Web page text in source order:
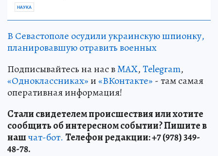
НАУКА
В Севастополе осудили украинскую шпионку,
планировавшую отравить военных
Подписывайтесь на нас вMAX,Telegram,
«Одноклассниках»и«ВКонтакте» - там самая
оперативная информация!
Стали свидетелем происшествия или хотите
сообщить об интересном событии? Пишите в
нашчат-бот. Телефон редакции: +7 (978) 349-
48-78.